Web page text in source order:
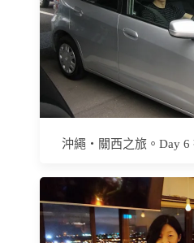
沖繩‧關西之旅。Day 6